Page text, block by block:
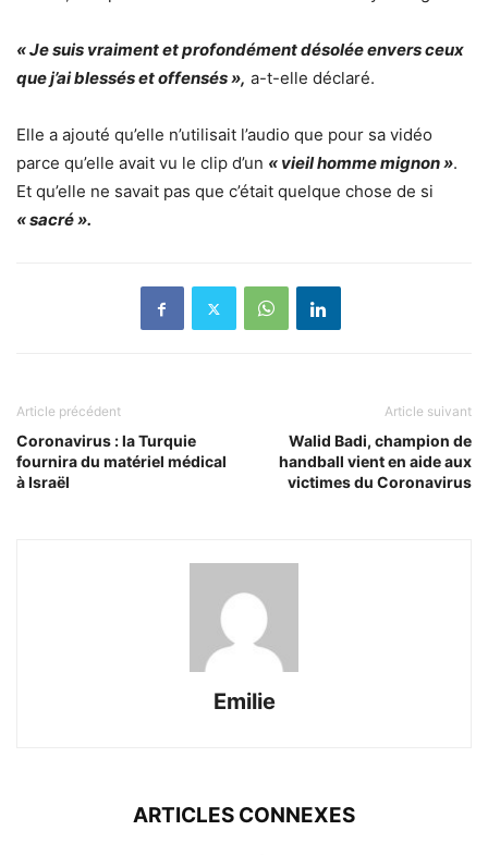
« Je suis vraiment et profondément désolée envers ceux
que j’ai blessés et offensés », a-t-elle déclaré.
Elle a ajouté qu’elle n’utilisait l’audio que pour sa vidéo
parce qu’elle avait vu le clip d’un « vieil homme mignon ».
Et qu’elle ne savait pas que c’était quelque chose de si
« sacré ».
Article précédent
Coronavirus : la Turquie
fournira du matériel médical
à Israël
Article suivant
Walid Badi, champion de
handball vient en aide aux
victimes du Coronavirus
Emilie
ARTICLES CONNEXES